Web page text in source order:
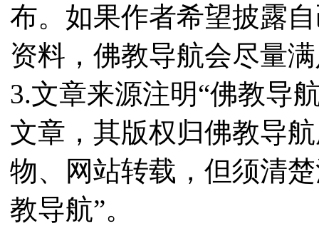
布。如果作者希望披露
资料，佛教导航会尽量
3.文章来源注明“佛教导
文章，其版权归佛教导
物、网站转载，但须清
教导航”。